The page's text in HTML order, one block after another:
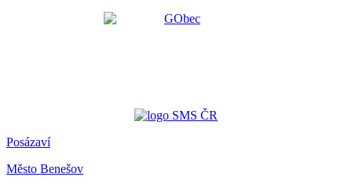
Posázaví
Město Benešov